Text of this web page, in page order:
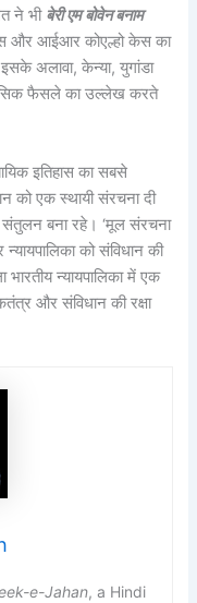
ने भी बेरी एम बोवेन बनाम
और आईआर कोएल्हो केस का
अलावा, केन्या, युगांडा
फैसले का उल्लेख करते
इतिहास का सबसे
को एक स्थायी संरचना दी
संतुलन बना रहे। ‘मूल संरचना
को संविधान की
न्यायपालिका में एक
और संविधान की रक्षा
e-Jahan, a Hindi